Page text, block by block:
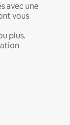
avec une
vous
plus.